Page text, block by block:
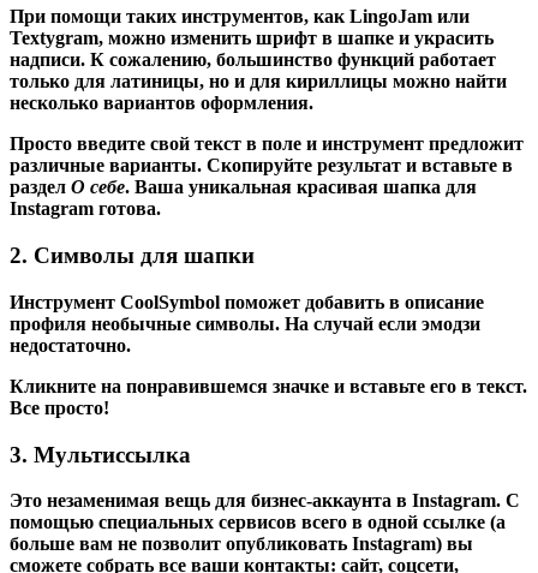
При помощи таких инструментов, как LingoJam или
Textygram, можно изменить шрифт в шапке и украсить
надписи. К сожалению, большинство функций работает
только для латиницы, но и для кириллицы можно найти
несколько вариантов оформления.
Просто введите свой текст в поле и инструмент предложит
различные варианты. Скопируйте результат и вставьте в
раздел О себе. Ваша уникальная красивая шапка для
Instagram готова.
2. Символы для шапки
Инструмент CoolSymbol поможет добавить в описание
профиля необычные символы. На случай если эмодзи
недостаточно.
Кликните на понравившемся значке и вставьте его в текст.
Все просто!
3. Мультиссылка
Это незаменимая вещь для бизнес-аккаунта в Instagram. С
помощью специальных сервисов всего в одной ссылке (а
больше вам не позволит опубликовать Instagram) вы
сможете собрать все ваши контакты: сайт, соцсети,